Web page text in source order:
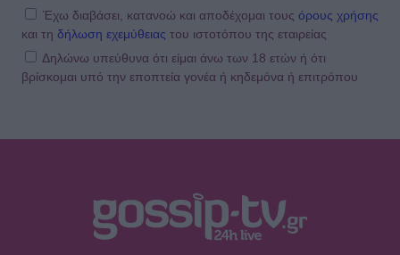
Έχω διαβάσει, κατανοώ και αποδέχομαι τους όρους χρήσης
και τη δήλωση εχεμύθειας του ιστοτόπου της εταιρείας
Δηλώνω υπεύθυνα ότι είμαι άνω των 18 ετών ή ότι
βρίσκομαι υπό την εποπτεία γονέα ή κηδεμόνα ή επιτρόπου